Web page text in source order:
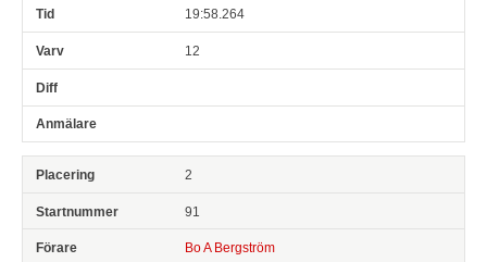
19:58.264
12
2
91
Bo A Bergström